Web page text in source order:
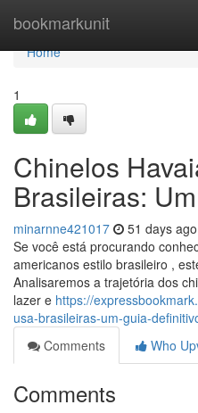
bookmarkunit
Home
Home
1
Chinelos
Brasileiras:
minarnne421017 51 days ago
Se você está procurando
americanos estilo brasileiro ,
Analisaremos a trajetória dos
lazer e https://
usa-brasileiras-um-guia-
Comments
Who
Comments